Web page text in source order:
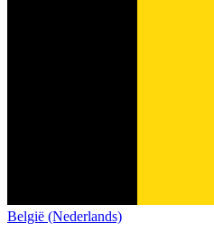
België (Nederlands)